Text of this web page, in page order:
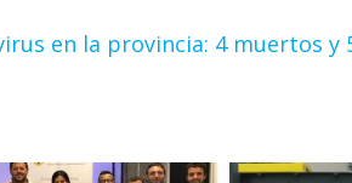
en la provincia: 4 muertos y